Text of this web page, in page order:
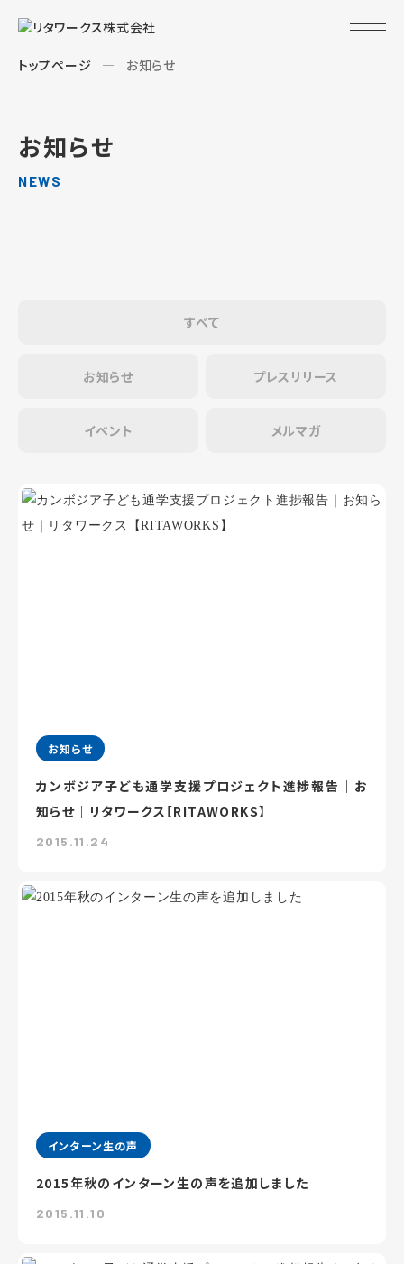
トップページ お知らせ
お知らせ
NEWS
すべて
お知らせ プレスリリース
イベント メルマガ
お知らせ
カンボジア子ども通学支援プロジェクト進捗報告｜お
知らせ｜リタワークス【RITAWORKS】
2015.11.24
インターン生の声
2015年秋のインターン生の声を追加しました
2015.11.10